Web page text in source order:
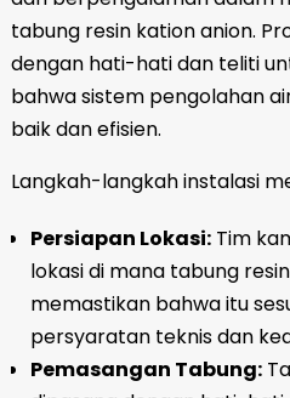
tabung resin kation anion.
dengan hati-hati dan teliti
bahwa sistem pengolahan
baik dan efisien.
Langkah-langkah instalasi
Persiapan Lokasi:Tim
lokasi di mana tabung
memastikan bahwa itu
persyaratan teknis dan
Pemasangan Tabung: